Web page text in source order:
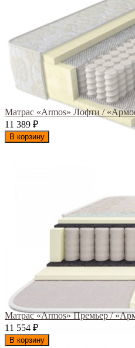
Матрас «Armos» Лофти /
11 389 ₽
В корзину
Матрас «Armos» Премьер /
11 554 ₽
В корзину